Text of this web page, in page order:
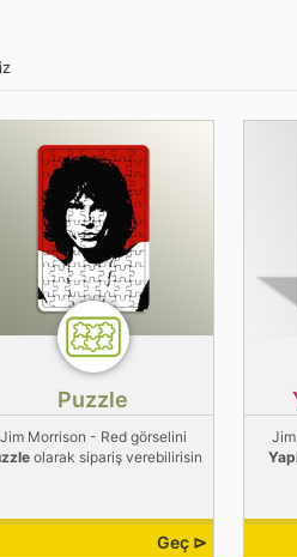
Puzzle
Jim Morrison - Red görselini
olarak sipariş verebilirisin
Geç ⊳